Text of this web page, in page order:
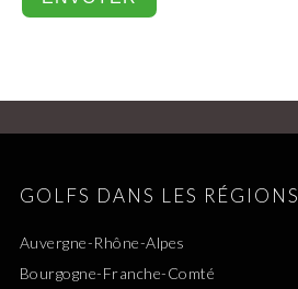
GOLFS DANS LES RÉGIONS
Auvergne-Rhône-Alpes
Bourgogne-Franche-Comté